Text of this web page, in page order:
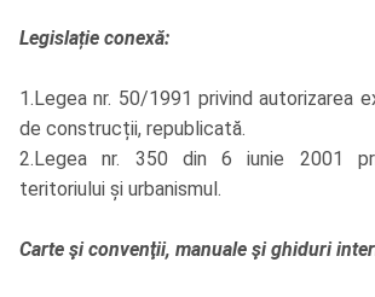
Legislație conexă:
1.Legea nr. 50/1991 privind autorizarea
de construcții, republicată.
2.Legea nr. 350 din 6 iunie 2001
teritoriului și urbanismul.
Carte şi convenţii, manuale şi ghiduri